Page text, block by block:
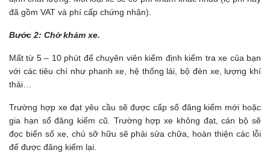
đã gồm VAT và phí cấp chứng nhận).
Bước 2: Chờ khám xe.
Mất từ 5 – 10 phút để chuyên viên kiểm định kiểm tra xe của bạn
với các tiêu chí như phanh xe, hệ thống lái, bộ đèn xe, lượng khí
thải…
Trường hợp xe đạt yêu cầu sẽ được cấp sổ đăng kiểm mới hoặc
gia hạn sổ đăng kiểm cũ. Trường hợp xe không đạt, cán bộ sẽ
đọc biển số xe, chủ sỡ hữu sẽ phải sửa chữa, hoàn thiện các lỗi
để được đăng kiểm lại.